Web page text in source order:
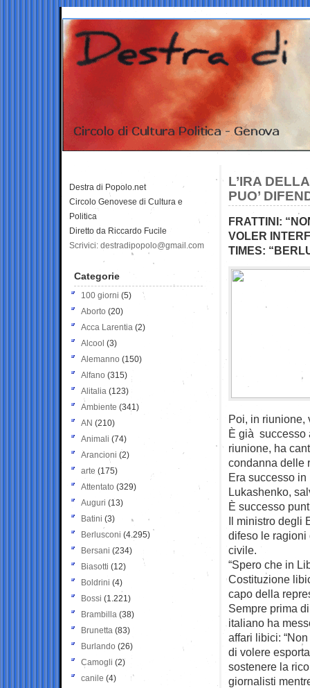
L’IRA
PUO’
FRATTINI:
VOLER
TIMES:
Poi, in riunione,
È già successo
riunione, ha
condanna delle
Era successo
Lukashenko,
È successo
Il ministro degli
difeso le ragioni
civile.
“Spero che in
Costituzione
capo della
Sempre prima
italiano ha
affari libici:
di volere
sostenere la
giornalisti
Destra di Popolo.net
Circolo Genovese di Cultura e
Politica
Diretto da Riccardo Fucile
Scrivici: destradipopolo@gmail.com
Categorie
100 giorni (5)
Aborto (20)
Acca Larentia (2)
Alcool (3)
Alemanno (150)
Alfano (315)
Alitalia (123)
Ambiente (341)
AN (210)
Animali (74)
Arancioni (2)
arte (175)
Attentato (329)
Auguri (13)
Batini (3)
Berlusconi (4.295)
Bersani (234)
Biasotti (12)
Boldrini (4)
Bossi (1.221)
Brambilla (38)
Brunetta (83)
Burlando (26)
Camogli (2)
canile (4)